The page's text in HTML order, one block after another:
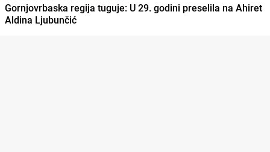
Gornjovrbaska regija tuguje: U 29. godini preselila na Ahiret
Aldina Ljubunčić